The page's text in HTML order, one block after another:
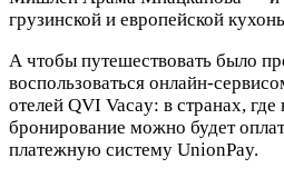
грузинской и европейской
А чтобы путешествовать было
воспользоваться онлайн-
отелей QVI Vacay: в странах,
бронирование можно будет
платежную систему UnionPay.